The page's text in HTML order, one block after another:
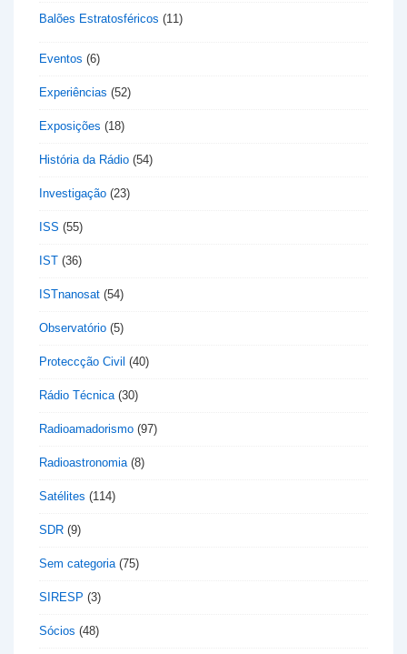
Balões Estratosféricos (11)
Eventos (6)
Experiências (52)
Exposições (18)
História da Rádio (54)
Investigação (23)
ISS (55)
IST (36)
ISTnanosat (54)
Observatório (5)
Proteccção Civil (40)
Rádio Técnica(30)
Radioamadorismo (97)
Radioastronomia(8)
Satélites (114)
SDR (9)
Sem categoria(75)
SIRESP (3)
Sócios (48)